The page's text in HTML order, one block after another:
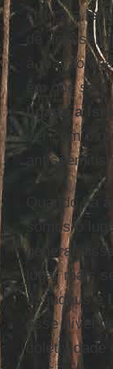
crítica a
de
à reação
em que se
ligado a
ver com o
Quando há
somos o
general
lugar mais
os judeus é
esse nível
coletividade